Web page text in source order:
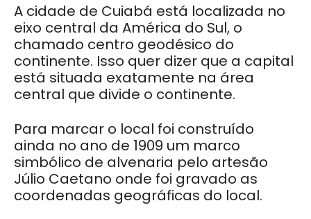
A cidade de Cuiabá está localizada no
eixo central da América do Sul, o
chamado centro geodésico do
continente. Isso quer dizer que a capital
está situada exatamente na área
central que divide o continente.
Para marcar o local foi construído
ainda no ano de 1909 um marco
simbólico de alvenaria pelo artesão
Júlio Caetano onde foi gravado as
coordenadas geográficas do local.